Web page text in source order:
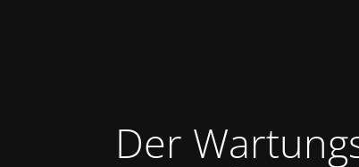
Der